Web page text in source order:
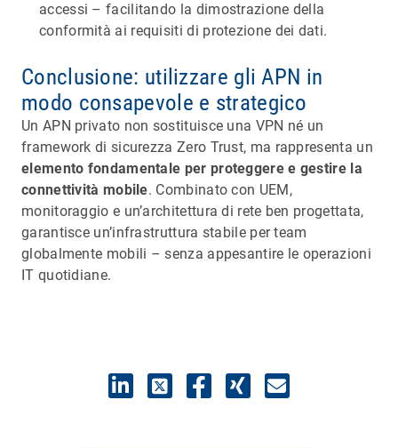
accessi – facilitando la dimostrazione della
conformità ai requisiti di protezione dei dati.
Conclusione: utilizzare gli APN in
modo consapevole e strategico
Un APN privato non sostituisce una VPN né un
framework di sicurezza Zero Trust, ma rappresenta un
elemento fondamentale per proteggere e gestire la
connettività mobile. Combinato con UEM,
monitoraggio e un’architettura di rete ben progettata,
garantisce un’infrastruttura stabile per team
globalmente mobili – senza appesantire le operazioni
IT quotidiane.